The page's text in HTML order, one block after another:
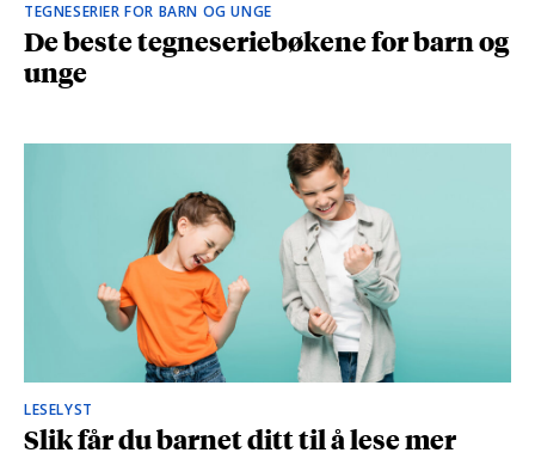
TEGNESERIER FOR BARN OG UNGE
De beste tegneseriebøkene for barn og
unge
LESELYST
Slik får du barnet ditt til å lese mer